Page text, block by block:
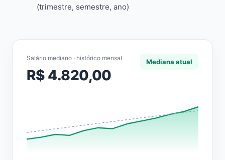
(trimestre, semestre, ano)
Salário mediano · histórico mensal
R$ 4.820,00
Mediana atual